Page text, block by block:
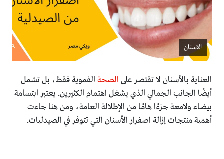
الاسنان
العناية بالأسنان لا تقتصر على الصحة الفموية فقط، بل تشمل
أيضًا الجانب الجمالي الذي يشغل اهتمام الكثيرين. يعتبر ابتسامة
بيضاء ولامعة جزءًا هامًا من الإطلالة العامة، ومن هنا جاءت
أهمية منتجات إزالة اصفرار الأسنان التي تتوفر في الصيدليات.